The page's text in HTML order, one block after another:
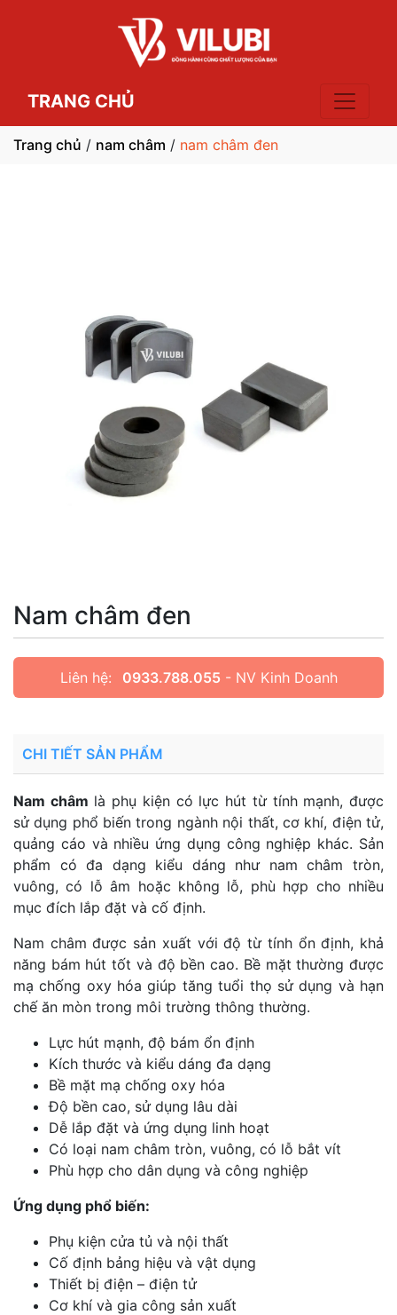
TRANG CHỦ
Trang chủ / nam châm / nam châm đen
Nam châm đen
Liên hệ: 0933.788.055- NV Kinh Doanh
CHI TIẾT SẢN PHẨM
Nam châm là phụ kiện có lực hút từ tính mạnh, được
sử dụng phổ biến trong ngành nội thất, cơ khí, điện tử,
quảng cáo và nhiều ứng dụng công nghiệp khác. Sản
phẩm có đa dạng kiểu dáng như nam châm tròn,
vuông, có lỗ âm hoặc không lỗ, phù hợp cho nhiều
mục đích lắp đặt và cố định.
Nam châm được sản xuất với độ từ tính ổn định, khả
năng bám hút tốt và độ bền cao. Bề mặt thường được
mạ chống oxy hóa giúp tăng tuổi thọ sử dụng và hạn
chế ăn mòn trong môi trường thông thường.
Lực hút mạnh, độ bám ổn định
Kích thước và kiểu dáng đa dạng
Bề mặt mạ chống oxy hóa
Độ bền cao, sử dụng lâu dài
Dễ lắp đặt và ứng dụng linh hoạt
Có loại nam châm tròn, vuông, có lỗ bắt vít
Phù hợp cho dân dụng và công nghiệp
Ứng dụng phổ biến:
Phụ kiện cửa tủ và nội thất
Cố định bảng hiệu và vật dụng
Thiết bị điện – điện tử
Cơ khí và gia công sản xuất